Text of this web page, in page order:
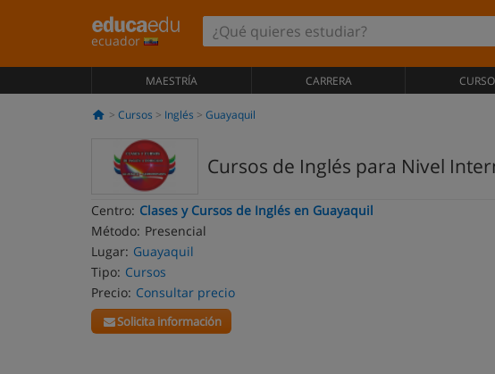
ecuador
MAESTRÍA CARRERA
Cursos Inglés Guayaquil
Cursos de Inglés para Nivel
Centro: Clases y Cursos de Inglés en Guayaquil
Método: Presencial
Lugar: Guayaquil
Tipo: Cursos
Precio: Consultar precio
Solicita información